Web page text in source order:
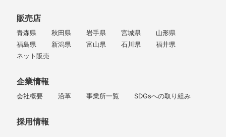
販売店
青森県 秋田県 岩手県 宮城県
山形県
福島県
新潟県 富山県 石川県
福井県
ネット販売
企業情報
会社概要 沿革 事業所一覧 SDGsへの取り組み
採用情報